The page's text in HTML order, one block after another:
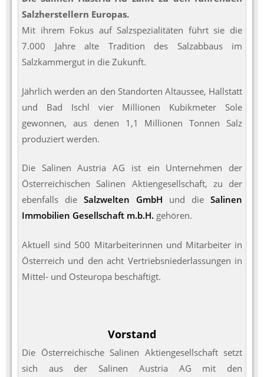
Salzherstellern Europas.
Mit ihrem Fokus auf Salzspezialitäten führt sie die
7.000 Jahre alte Tradition des Salzabbaus im
Salzkammergut in die Zukunft.
Jährlich werden an den Standorten Altaussee, Hallstatt
und Bad Ischl vier Millionen Kubikmeter Sole
gewonnen, aus denen 1,1 Millionen Tonnen Salz
produziert werden.
Die Salinen Austria AG ist ein Unternehmen der
Österreichischen Salinen Aktiengesellschaft, zu der
ebenfalls die Salzwelten GmbH und die Salinen
Immobilien Gesellschaft m.b.H. gehören.
Aktuell sind 500 Mitarbeiterinnen und Mitarbeiter in
Österreich und den acht Vertriebsniederlassungen in
Mittel- und Osteuropa beschäftigt.
Vorstand
Die Österreichische Salinen Aktiengesellschaft setzt
sich aus der Salinen Austria AG mit den